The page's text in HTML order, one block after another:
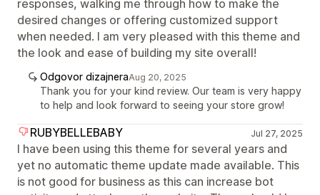
responses, walking me through how to make the
desired changes or offering customized support
when needed. I am very pleased with this theme and
the look and ease of building my site overall!
Odgovor dizajneraAug 20, 2025
Thank you for your kind review. Our team is very happy
to help and look forward to seeing your store grow!
RUBYBELLEBABY Jul 27, 2025
I have been using this theme for several years and
yet no automatic theme update made available. This
is not good for business as this can increase bot